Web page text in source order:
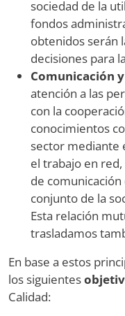
sociedad de la
fondos
obtenidos serán
decisiones para
Comunicación
atención a las
con la
conocimientos
sector mediante
el trabajo en
de
conjunto de la
Esta relación
trasladamos
En base a estos
los siguientes
Calidad: